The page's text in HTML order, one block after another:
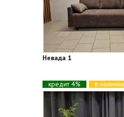
Невада 1
кредит 4%
в наличии